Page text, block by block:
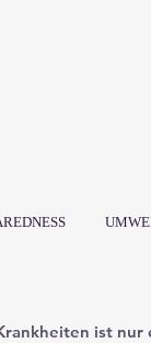
ist nur